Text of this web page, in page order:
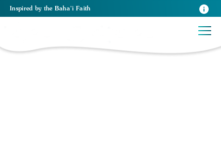
Inspired by the Baha’i Faith